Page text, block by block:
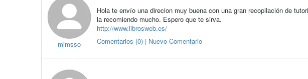
mimsso
Hola te envío una direcion muy buena con una gran recopilación de
la recomiendo mucho. Espero que te sirva.
http://www.librosweb.es/
Comentarios (0) | Nuevo Comentario